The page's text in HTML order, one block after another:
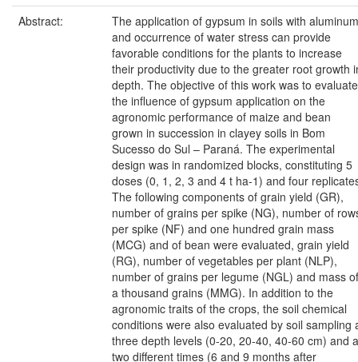
Abstract:
The application of gypsum in soils with aluminum
and occurrence of water stress can provide
favorable conditions for the plants to increase
their productivity due to the greater root growth
depth. The objective of this work was to evaluate
the influence of gypsum application on the
agronomic performance of maize and bean
grown in succession in clayey soils in Bom
Sucesso do Sul – Paraná. The experimental
design was in randomized blocks, constituting 5
doses (0, 1, 2, 3 and 4 t ha-1) and four
The following components of grain yield (GR),
number of grains per spike (NG), number of
per spike (NF) and one hundred grain mass
(MCG) and of bean were evaluated, grain yield
(RG), number of vegetables per plant (NLP),
number of grains per legume (NGL) and mass of
a thousand grains (MMG). In addition to the
agronomic traits of the crops, the soil chemical
conditions were also evaluated by soil sampling
three depth levels (0-20, 20-40, 40-60 cm) and
two different times (6 and 9 months after